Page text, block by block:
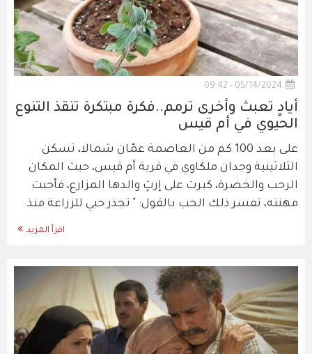
05/14/2024 - 09:42
أيادٍ تعبث وأخرى ترمم..فكرة مبتكرة تنقذ التنوع
الحيوي في أم قيس
على بعد 100 كم من العاصمة عمّان شمالا، تسكن
الثلاثينية وجدان ملكاوي في قرية أم قيس، حيث المكان
الرحب والخضرة، كبرت على إرثٍ والدها المزارع، فأحبت
مهنته، تفسر ذلك الحب بالقول: " تجذر حبي للزراعة منذ
اقرأ المزيد